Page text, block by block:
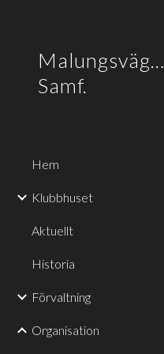
Malungsvägen
Samf.
Hem
Klubbhuset
Aktuellt
Historia
Förvaltning
Organisation